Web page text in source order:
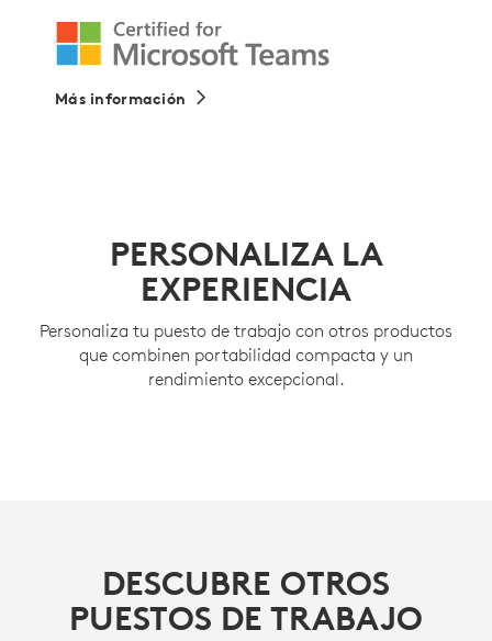
Más información
PERSONALIZA LA
EXPERIENCIA
Personaliza tu puesto de trabajo con otros productos
que combinen portabilidad compacta y un
rendimiento excepcional.
DESCUBRE OTROS
PUESTOS DE TRABAJO